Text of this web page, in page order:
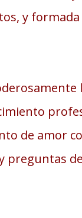
y
de amor
preguntas